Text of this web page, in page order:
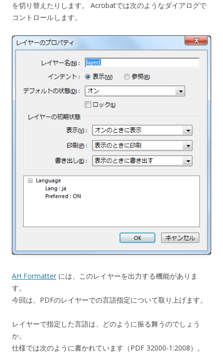
を切り替えたりします。 Acrobatでは次のようなダイアログで
コントロールします。
AH Formatter には、このレイヤーを出力する機能がありま
す。
今回は、PDFのレイヤーでの言語指定について取り上げます。
レイヤーで指定した言語は、どのように振る舞うのでしょう
か。
仕様では次のように書かれています（PDF 32000-1:2008）。